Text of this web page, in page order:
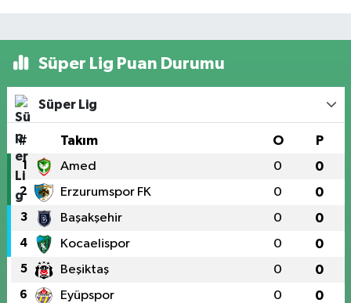
Süper Lig Puan Durumu
Süper Lig
# Takım O P
1 Amed 0 0
2 Erzurumspor FK 0 0
3 Başakşehir 0 0
4 Kocaelispor 0 0
5 Beşiktaş 0 0
6 Eyüpspor 0 0